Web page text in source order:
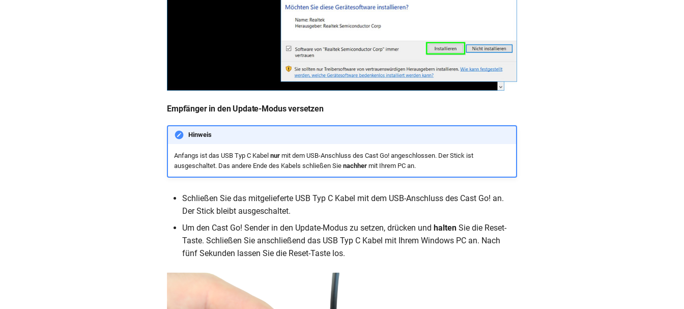
Empfänger in den Update-Modus versetzen
Hinweis
Anfangs ist das USB Typ C Kabel nurmit dem USB-Anschluss des Cast Go! angeschlossen. Der Stick ist
ausgeschaltet. Das andere Ende des Kabels schließen Sie nachhermit Ihrem PC an.
Schließen Sie das mitgelieferte USB Typ C Kabel mit dem USB-Anschluss des Cast Go! an.
Der Stick bleibt ausgeschaltet.
Um den Cast Go! Sender in den Update-Modus zu setzen, drücken und halten Sie die Reset-
Taste. Schließen Sie anschließend das USB Typ C Kabel mit Ihrem Windows PC an. Nach
fünf Sekunden lassen Sie die Reset-Taste los.